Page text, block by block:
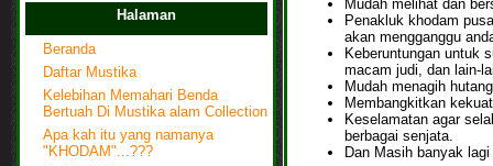
Halaman
Beranda
Daftar Mustika
Kelebihan Memahari Benda
Bertuah Di Mustika alam Collection
Apa kah itu yang namanya
"KHODAM"...???
Mudah melihat dan
Penakluk khodam
akan mengganggu
Keberuntungan untuk
macam judi, dan lain-
Mudah menagih
Membangkitkan
Keselamatan agar
berbagai senjata.
Dan Masih banyak